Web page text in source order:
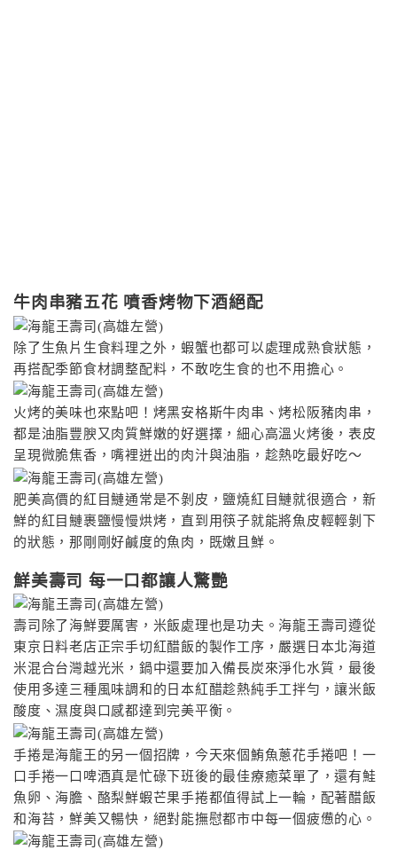
牛肉串豬五花 噴香烤物下酒絕配
除了生魚片生食料理之外，蝦蟹也都可以處理成熟食狀態，
再搭配季節食材調整配料，不敢吃生食的也不用擔心。
火烤的美味也來點吧！烤黑安格斯牛肉串、烤松阪豬肉串，
都是油脂豐腴又肉質鮮嫩的好選擇，細心高溫火烤後，表皮
呈現微脆焦香，嘴裡迸出的肉汁與油脂，趁熱吃最好吃〜
肥美高價的紅目鰱通常是不剝皮，鹽燒紅目鰱就很適合，新
鮮的紅目鰱裹鹽慢慢烘烤，直到用筷子就能將魚皮輕輕剝下
的狀態，那剛剛好鹹度的魚肉，既嫩且鮮。
鮮美壽司 每一口都讓人驚艷
壽司除了海鮮要厲害，米飯處理也是功夫。海龍王壽司遵從
東京日料老店正宗手切紅醋飯的製作工序，嚴選日本北海道
米混合台灣越光米，鍋中還要加入備長炭來淨化水質，最後
使用多達三種風味調和的日本紅醋趁熱純手工拌勻，讓米飯
酸度、濕度與口感都達到完美平衡。
手捲是海龍王的另一個招牌，今天來個鮪魚蔥花手捲吧！一
口手捲一口啤酒真是忙碌下班後的最佳療癒菜單了，還有鮭
魚卵、海膽、酪梨鮮蝦芒果手捲都值得試上一輪，配著醋飯
和海苔，鮮美又暢快，絕對能撫慰都市中每一個疲憊的心。